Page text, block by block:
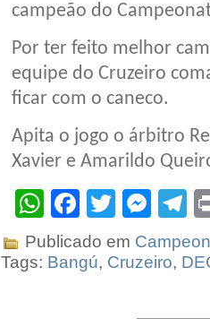
campeão do
Por ter feito melhor
equipe do Cruzeiro
ficar com o caneco.
Apita o jogo o árbitro
Xavier e Amarildo
WhatsApp
Facebook
Twitter
Publicado em
Tags: Bangú, Cruzeiro,